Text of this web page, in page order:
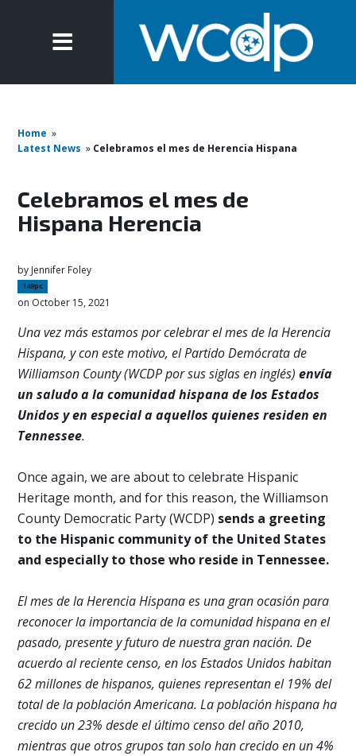
Home »
Latest News » Celebramos el mes de Herencia Hispana
Celebramos el mes de
Hispana Herencia
by Jennifer Foley
149pc
on October 15, 2021
Una vez más estamos por celebrar el mes de la Herencia
Hispana, y con este motivo, el Partido Demócrata de
Williamson County (WCDP por sus siglas en inglés)envía
un saludo a la comunidad hispana de los Estados
Unidos y en especial a aquellos quienes residen en
Tennessee.
Once again, we are about to celebrate Hispanic
Heritage month, and for this reason, the Williamson
County Democratic Party (WCDP) sends a greeting
to the Hispanic community of the United States
and especially to those who reside in Tennessee.
El mes de la Herencia Hispana es una gran ocasión para
reconocer la importancia de la comunidad hispana en el
pasado, presente y futuro de nuestra gran nación. De
acuerdo al reciente censo, en los Estados Unidos habitan
62 millones de hispanos, quienes representan el 19% del
total de la población Americana. La población hispana ha
crecido un 23% desde el último censo del año 2010,
mientras que otros grupos tan solo han crecido en un 4%